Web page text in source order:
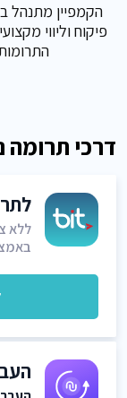
הקמפיין מתנהל
פיקוח וליווי
דרכי תרומה